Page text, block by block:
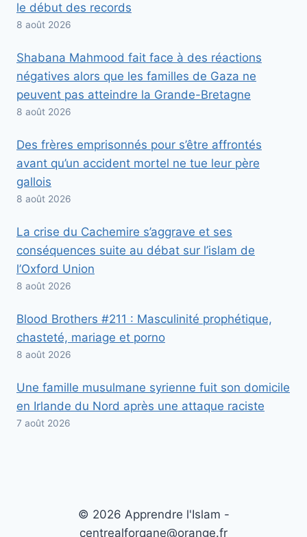
le début des records
8 août 2026
Shabana Mahmood fait face à des réactions
négatives alors que les familles de Gaza ne
peuvent pas atteindre la Grande-Bretagne
8 août 2026
Des frères emprisonnés pour s’être affrontés
avant qu’un accident mortel ne tue leur père
gallois
8 août 2026
La crise du Cachemire s’aggrave et ses
conséquences suite au débat sur l’islam de
l’Oxford Union
8 août 2026
Blood Brothers #211 : Masculinité prophétique,
chasteté, mariage et porno
8 août 2026
Une famille musulmane syrienne fuit son domicile
en Irlande du Nord après une attaque raciste
7 août 2026
© 2026 Apprendre l'Islam -
centrealforqane@orange.fr